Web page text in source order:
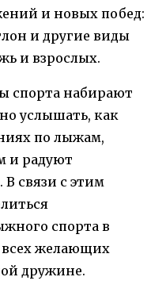
и новых побед:
и другие виды
и взрослых.
спорта набирают
услышать, как
по лыжам,
и радуют
связи с этим
спорта в
желающих
дружине.